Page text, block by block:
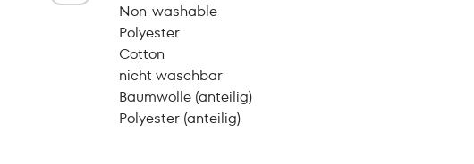
Non-washable
Polyester
Cotton
nicht waschbar
Baumwolle (anteilig)
Polyester (anteilig)